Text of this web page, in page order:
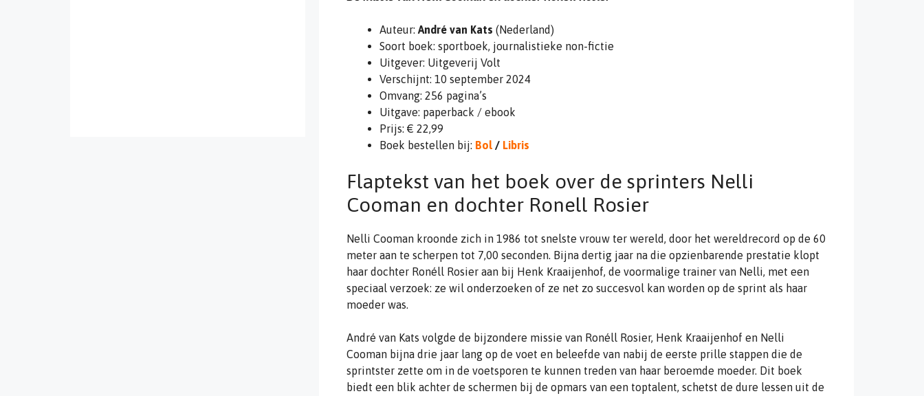
Auteur: André van Kats (Nederland)
Soort boek: sportboek, journalistieke non-fictie
Uitgever: Uitgeverij Volt
Verschijnt: 10 september 2024
Omvang: 256 pagina’s
Uitgave: paperback / ebook
Prijs: € 22,99
Boek bestellen bij: Bol / Libris
Flaptekst van het boek over de sprinters Nelli
Cooman en dochter Ronell Rosier
Nelli Cooman kroonde zich in 1986 tot snelste vrouw ter wereld, door het wereldrecord op de 60
meter aan te scherpen tot 7,00 seconden. Bijna dertig jaar na die opzienbarende prestatie klopt
haar dochter Ronéll Rosier aan bij Henk Kraaijenhof, de voormalige trainer van Nelli, met een
speciaal verzoek: ze wil onderzoeken of ze net zo succesvol kan worden op de sprint als haar
moeder was.
André van Kats volgde de bijzondere missie van Ronéll Rosier, Henk Kraaijenhof en Nelli
Cooman bijna drie jaar lang op de voet en beleefde van nabij de eerste prille stappen die de
sprintster zette om in de voetsporen te kunnen treden van haar beroemde moeder. Dit boek
biedt een blik achter de schermen bij de opmars van een toptalent, schetst de dure lessen uit de